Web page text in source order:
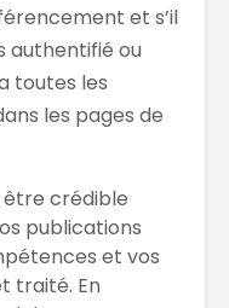
et s’il
authentifié ou
toutes les
les pages de
être crédible
publications
et vos
traité. En